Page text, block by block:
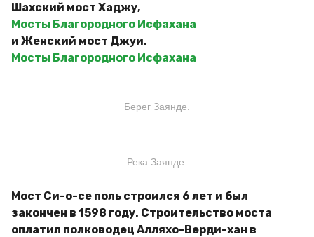
Шахский мост Хаджу,
Мосты Благородного Исфахана
и Женский мост Джуи.
Мосты Благородного Исфахана
Берег Заянде.
Река Заянде.
Мост Си-о-се поль строился 6 лет и был
закончен в 1598 году. Строительство моста
оплатил полководец Алляхо-Верди-хан в